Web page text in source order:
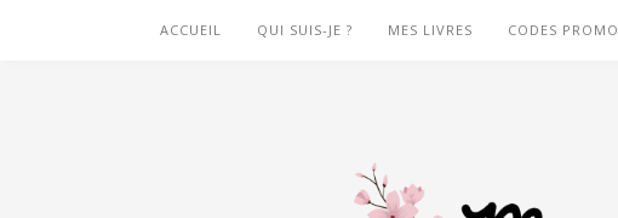
ACCUEIL QUI SUIS-JE ? MES LIVRES CODES PROMO